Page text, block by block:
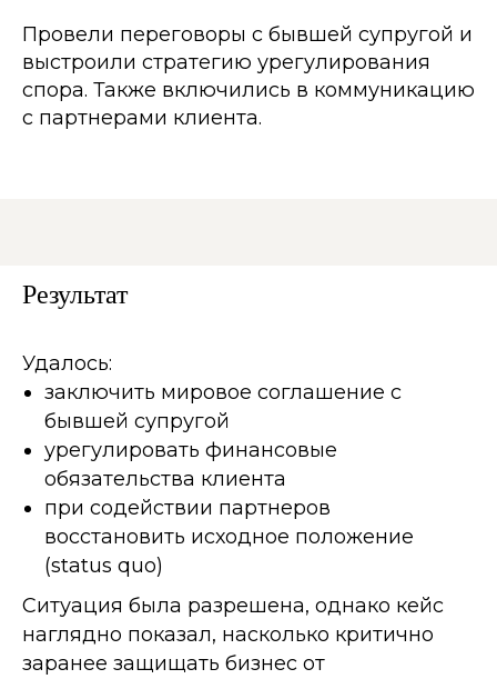
Провели переговоры с бывшей супругой и
выстроили стратегию урегулирования
спора. Также включились в коммуникацию
с партнерами клиента.
Результат
Удалось:
заключить мировое соглашение с
бывшей супругой
урегулировать финансовые
обязательства клиента
при содействии партнеров
восстановить исходное положение
(status quo)
Ситуация была разрешена, однако кейс
наглядно показал, насколько критично
заранее защищать бизнес от